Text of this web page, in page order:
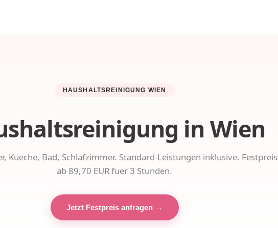
HAUSHALTSREINIGUNG WIEN
in Wien
Kueche, Bad, Schlafzimmer. Standard-Leistungen inklusive. Festpreis
ab 89,70 EUR fuer 3 Stunden.
Jetzt Festpreis anfragen →